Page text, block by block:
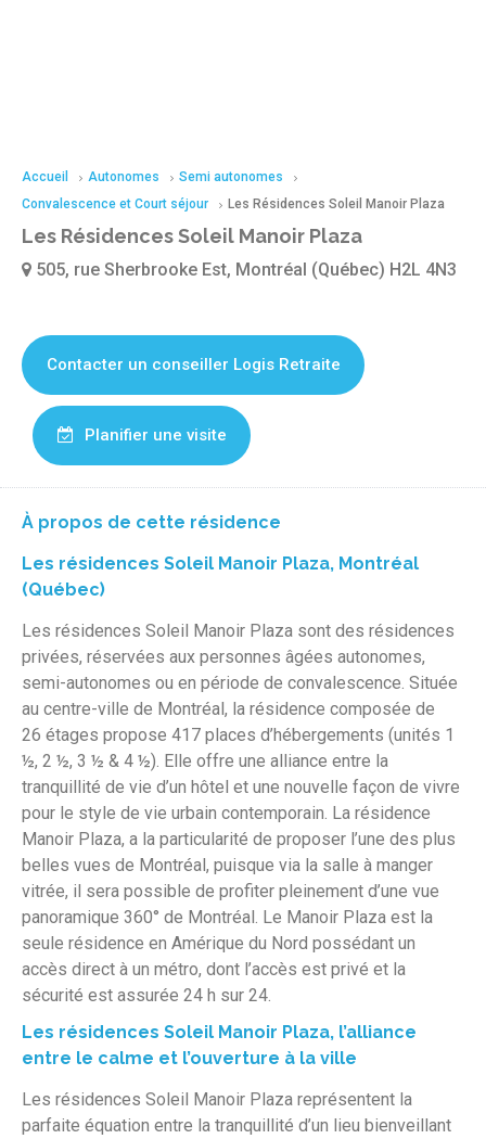
Accueil Autonomes
Semi autonomes
Convalescence et Court séjour
Les Résidences Soleil Manoir Plaza
Les Résidences Soleil Manoir Plaza
505, rue Sherbrooke Est, Montréal (Québec) H2L 4N3
Contacter un conseiller Logis Retraite
Planifier une visite
À propos de cette résidence
Les résidences Soleil Manoir Plaza, Montréal
(Québec)
Les résidences Soleil Manoir Plaza sont des résidences
privées, réservées aux personnes âgées autonomes,
semi-autonomes ou en période de convalescence. Située
au centre-ville de Montréal, la résidence composée de
26 étages propose 417 places d’hébergements (unités 1
½, 2 ½, 3 ½ & 4 ½). Elle offre une alliance entre la
tranquillité de vie d’un hôtel et une nouvelle façon de vivre
pour le style de vie urbain contemporain. La résidence
Manoir Plaza, a la particularité de proposer l’une des plus
belles vues de Montréal, puisque via la salle à manger
vitrée, il sera possible de profiter pleinement d’une vue
panoramique 360° de Montréal. Le Manoir Plaza est la
seule résidence en Amérique du Nord possédant un
accès direct à un métro, dont l’accès est privé et la
sécurité est assurée 24 h sur 24.
Les résidences Soleil Manoir Plaza, l’alliance
entre le calme et l’ouverture à la ville
Les résidences Soleil Manoir Plaza représentent la
parfaite équation entre la tranquillité d’un lieu bienveillant